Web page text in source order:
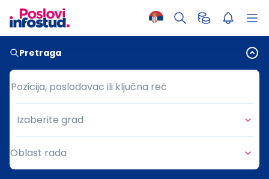
Pretraga
Pozicija, poslodavac ili ključna reč
Pozicija, poslodavac ili ključna reč
Grad
Izaberite grad
Oblast rada